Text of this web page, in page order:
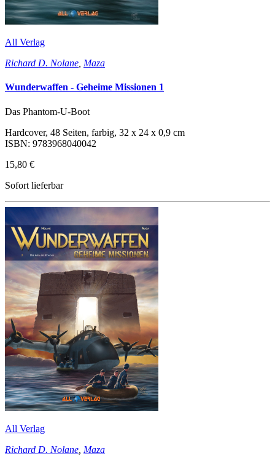
All Verlag
Richard D. Nolane Maza
Wunderwaffen - Geheime Missionen 1
Das Phantom-U-Boot
Hardcover, 48 Seiten, farbig, 32 x 24 x 0,9 cm
ISBN: 9783968040042
15,80 €
Sofort lieferbar
All Verlag
Richard D. Nolane Maza